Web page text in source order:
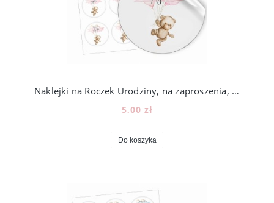
Naklejki na Roczek Urodziny, na zaproszenia, lizaki, miód, 12szt, 202_1
5,00 zł
Do koszyka